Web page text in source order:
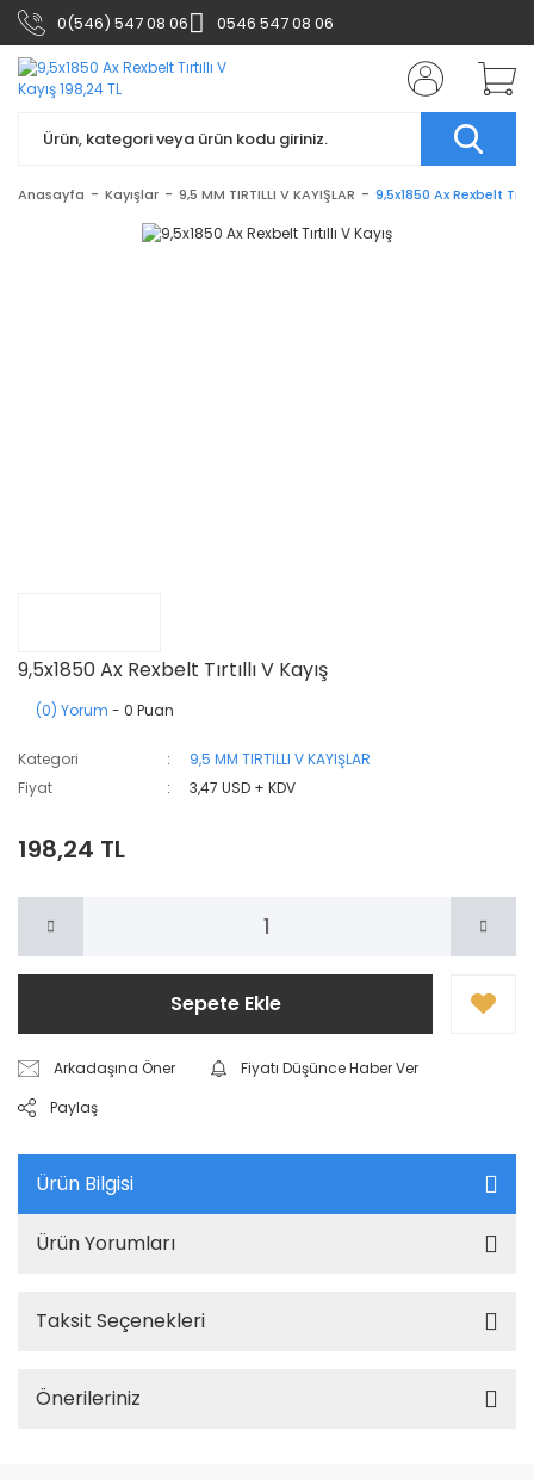
0(546) 547 08 06 0546 547 08 06
Anasayfa Kayışlar 9,5 MM TIRTILLI V KAYIŞLAR 9,5x1850 Ax Rexbelt
9,5x1850 Ax Rexbelt Tırtıllı V Kayış
(0) Yorum - 0 Puan
Kategori
9,5 MM TIRTILLI V KAYIŞLAR
Fiyat
3,47 USD + KDV
198,24 TL
Sepete Ekle
Arkadaşına Öner
Fiyatı Düşünce Haber Ver
Paylaş
Ürün Bilgisi
Ürün Yorumları
Taksit Seçenekleri
Önerileriniz